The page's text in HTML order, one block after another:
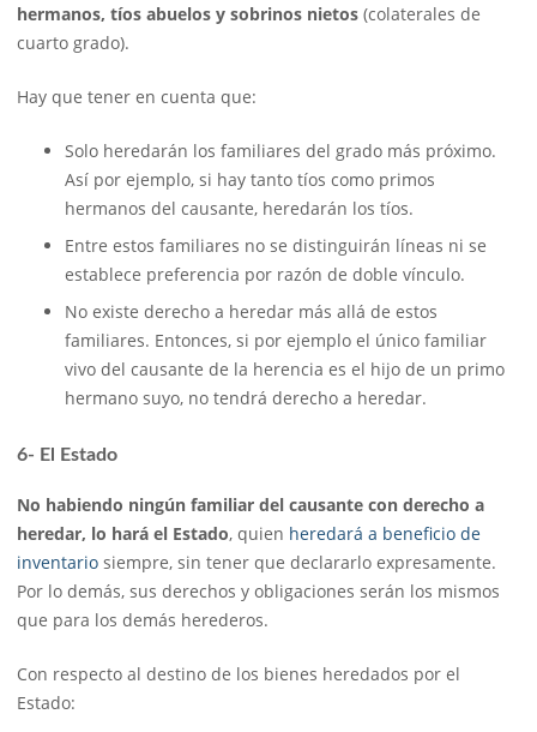
hermanos, tíos abuelos y sobrinos nietos (colaterales de
cuarto grado).
Hay que tener en cuenta que:
Solo heredarán los familiares del grado más próximo.
Así por ejemplo, si hay tanto tíos como primos
hermanos del causante, heredarán los tíos.
Entre estos familiares no se distinguirán líneas ni se
establece preferencia por razón de doble vínculo.
No existe derecho a heredar más allá de estos
familiares. Entonces, si por ejemplo el único familiar
vivo del causante de la herencia es el hijo de un primo
hermano suyo, no tendrá derecho a heredar.
6- El Estado
No habiendo ningún familiar del causante con derecho a
heredar, lo hará el Estado, quien heredará a beneficio de
inventario siempre, sin tener que declararlo expresamente.
Por lo demás, sus derechos y obligaciones serán los mismos
que para los demás herederos.
Con respecto al destino de los bienes heredados por el
Estado: